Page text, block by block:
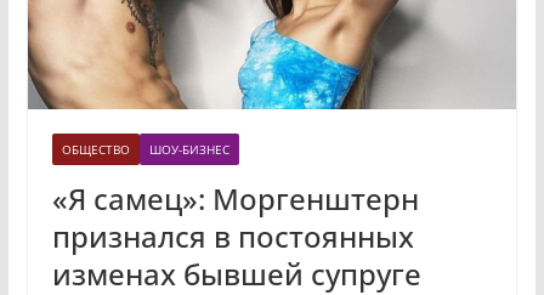
ОБЩЕСТВО ШОУ-БИЗНЕС
«Я самец»: Моргенштерн
признался в постоянных
изменах бывшей супруге